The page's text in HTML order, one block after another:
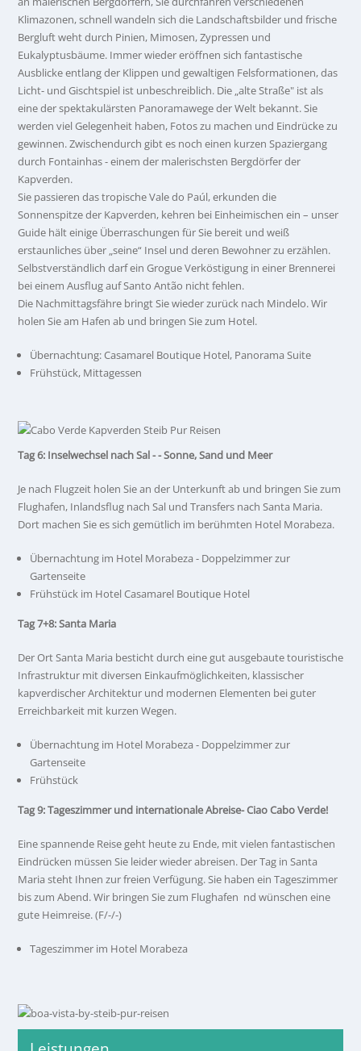
Klimazonen, schnell wandeln sich die Landschaftsbilder und frische
Bergluft weht durch Pinien, Mimosen, Zypressen und
Eukalyptusbäume. Immer wieder eröffnen sich fantastische
Ausblicke entlang der Klippen und gewaltigen Felsformationen, das
Licht- und Gischtspiel ist unbeschreiblich. Die „alte Straße" ist als
eine der spektakulärsten Panoramawege der Welt bekannt. Sie
werden viel Gelegenheit haben, Fotos zu machen und Eindrücke zu
gewinnen. Zwischendurch gibt es noch einen kurzen Spaziergang
durch Fontainhas - einem der malerischsten Bergdörfer der
Kapverden.
Sie passieren das tropische Vale do Paúl, erkunden die
Sonnenspitze der Kapverden, kehren bei Einheimischen ein – unser
Guide hält einige Überraschungen für Sie bereit und weiß
erstaunliches über „seine“ Insel und deren Bewohner zu erzählen.
Selbstverständlich darf ein Grogue Verköstigung in einer Brennerei
bei einem Ausflug auf Santo Antão nicht fehlen.
Die Nachmittagsfähre bringt Sie wieder zurück nach Mindelo. Wir
holen Sie am Hafen ab und bringen Sie zum Hotel.
Übernachtung: Casamarel Boutique Hotel, Panorama Suite
Frühstück, Mittagessen
Tag 6: Inselwechsel nach Sal - - Sonne, Sand und Meer
Je nach Flugzeit holen Sie an der Unterkunft ab und bringen Sie zum
Flughafen, Inlandsflug nach Sal und Transfers nach Santa Maria.
Dort machen Sie es sich gemütlich im berühmten Hotel Morabeza.
Übernachtung im Hotel Morabeza - Doppelzimmer zur
Gartenseite
Frühstück im Hotel Casamarel Boutique Hotel
Tag 7+8: Santa Maria
Der Ort Santa Maria besticht durch eine gut ausgebaute touristische
Infrastruktur mit diversen Einkaufmöglichkeiten, klassischer
kapverdischer Architektur und modernen Elementen bei guter
Erreichbarkeit mit kurzen Wegen.
Übernachtung im Hotel Morabeza - Doppelzimmer zur
Gartenseite
Frühstück
Tag 9: Tageszimmer und internationale Abreise- Ciao Cabo Verde!
Eine spannende Reise geht heute zu Ende, mit vielen fantastischen
Eindrücken müssen Sie leider wieder abreisen. Der Tag in Santa
Maria steht Ihnen zur freien Verfügung. Sie haben ein Tageszimmer
bis zum Abend. Wir bringen Sie zum Flughafen nd wünschen eine
gute Heimreise. (F/-/-)
Tageszimmer im Hotel Morabeza